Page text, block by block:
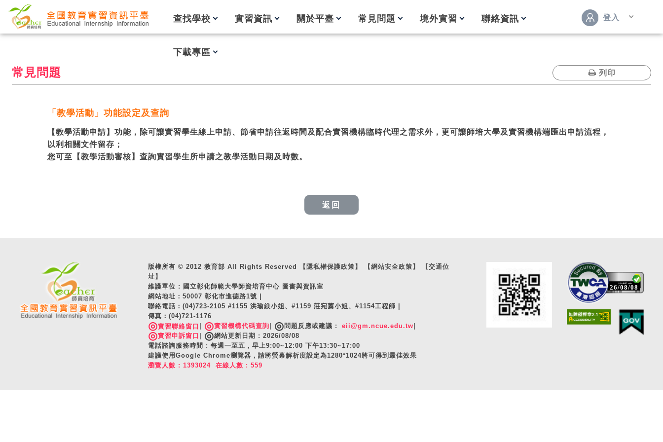
跳到主要內容
查找學校 實習資訊 關於平臺 常見問題 境外實習 聯絡資訊
下載專區
登入
常見問題 列印
「教學活動」功能設定及查詢
【教學活動申請】功能，除可讓實習學生線上申請、節省申請往返時間及配合實習機構臨時代理之需求外，更可讓師培大學及實習機構端匯出申請流程，
以利相關文件留存；
您可至【教學活動審核】查詢實習學生所申請之教學活動日期及時數。
返回
版權所有 © 2012 教育部 All Rights Reserved 【隱私權保護政策】 【網站安全政策】
【交通位
址】
維護單位 : 國立彰化師範大學師資培育中心 圖書與資訊室
網站地址：50007 彰化市進德路1號 |
聯絡電話：(04)723-2105 #1155 洪瑜鎂小姐、#1159 莊宛蓁小姐、#1154工程師 |
傳真：(04)721-1176
◎實習聯絡窗口 ◎實習機構代碼查詢 ◎問題反應或建議 : eii@gm.ncue.edu.tw
◎實習申訴窗口 ◎網站更新日期 : 2026/08/08
電話諮詢服務時間 : 每週一至五，早上9:00~12:00 下午13:30~17:00
建議使用Google Chrome瀏覽器，請將螢幕解析度設定為1280*1024將可得到最佳效果
瀏覽人數 : 1393024 在線人數 : 559
26/08/08